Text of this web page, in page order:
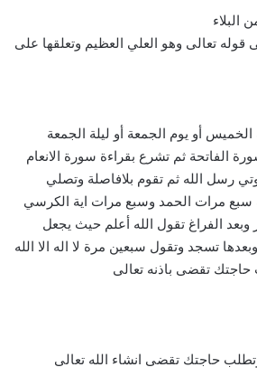
البلاء
قوله تعالى وهو العلي العظيم وتعلقها على
الخميس أو يوم الجمعة أو ليلة الجمعة
الفاتحة ثم تشرع بقراءة سورة الانعام
رسل الله ثم تقوم بلافاصلة وتصلي
سبع مرات الحمد وسبع مرات اية الكرسي
الفراغ تقول الله أعلم حيث يجعل
تسجد وتقول سبعين مرة لا اله الا الله
تقضى باذنه تعالى
حاجتك تقضى انشاء الله تعالى